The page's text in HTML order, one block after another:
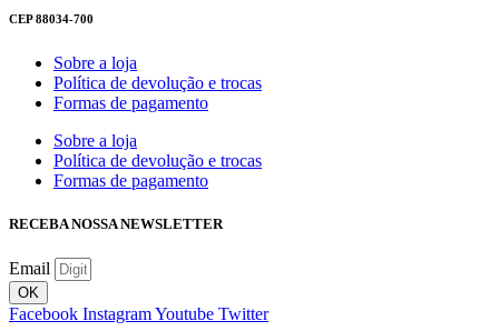
CEP 88034-700
Sobre a loja
Política de devolução e trocas
Formas de pagamento
Sobre a loja
Política de devolução e trocas
Formas de pagamento
RECEBA NOSSA NEWSLETTER
Email
OK
Facebook InstagramYoutube Twitter